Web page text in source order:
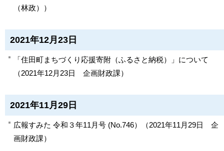
（林政）
）
2021年12月23日
「住田町まちづくり応援寄附（ふるさと納税）」について
（2021年12月23日 企画財政課）
2021年11月29日
広報すみた 令和３年11月号 (No.746） （2021年11月29日
企
画財政課）